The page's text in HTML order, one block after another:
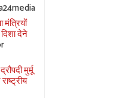
मंत्रियों
देने
मुर्मू